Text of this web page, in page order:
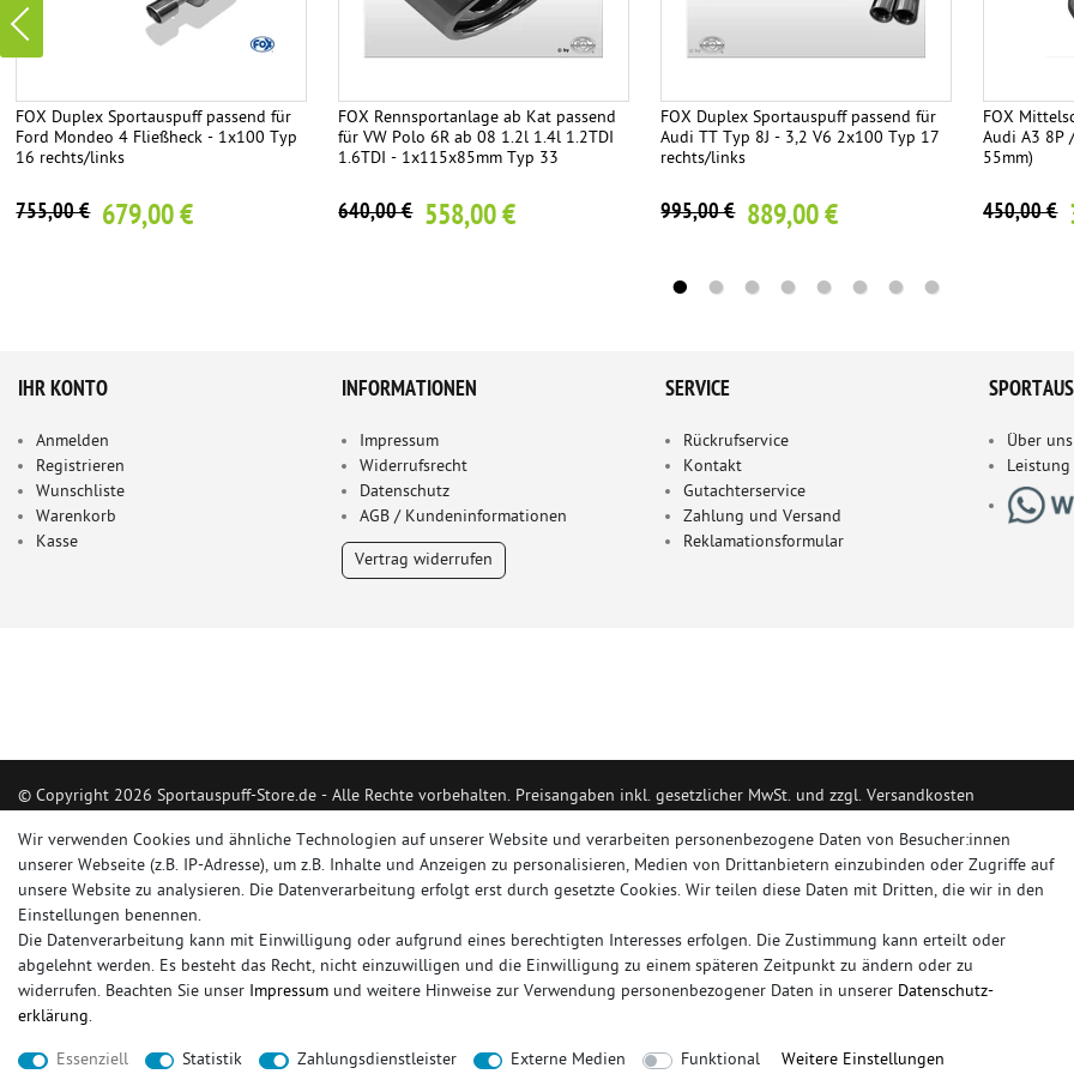
FOX Duplex Sportauspuff passend für
Ford Mondeo 4 Fließheck - 1x100 Typ
16 rechts/links
755,00 € 679,00 €
FOX Rennsportanlage ab Kat passend
für VW Polo 6R ab 08 1.2l 1.4l 1.2TDI
1.6TDI - 1x115x85mm Typ 33
640,00 € 558,00 €
FOX Duplex Sportauspuff passend für
Audi TT Typ 8J - 3,2 V6 2x100 Typ 17
rechts/links
995,00 € 889,00 €
FOX
Audi A3 8P
55mm)
450,00 €
IHR KONTO
Anmelden
Registrieren
Wunschliste
Warenkorb
Kasse
INFORMATIONEN
Impressum
Widerrufsrecht
Datenschutz
AGB / Kundeninformationen
Vertrag widerrufen
SERVICE
Rückrufservice
Kontakt
Gutachterservice
Zahlung und Versand
Reklamationsformular
Über uns
Leistung
© Copyright 2026 Sportauspuff-Store.de - Alle Rechte vorbehalten. Preisangaben inkl. gesetzlicher MwSt. und zzgl. Versandkosten
Das Internetportal für Sportendschalldämpfer, Komplettanlagen, Rennsportanlagen, Sportendrohre, Universalteile, Fächerkrümmer,
Ersatzrohr und Auspuffzubehör.
FOX, REMUS, FSW, FRIEDRICH MOTORSPORT, EISENMANN, ULTER SPORT, NOVUS
sportauspuff sportkat fox racing sportauspuff endrohr downpipe komplettanlage friedrich mittelschalldämpfer fächerkrümmer remus
rennsportanlage
vorschalldämpfer attrappe ulter vorschalldämpfer fsw duplex milltek
* gilt für Lieferungen innerhalb Deutschlands, Lieferzeiten für andere Länder entnehmen Sie bitte der Schaltfläche mit den Versandinformationen
Wir verwenden Cookies und ähnliche Technologien auf unserer Website und verarbeiten personenbezogene Daten von Besucher:innen
unserer Webseite (z.B. IP-Adresse), um z.B. Inhalte und Anzeigen zu personalisieren, Medien von Drittanbietern einzubinden oder Zugriffe auf
unsere Website zu analysieren. Die Datenverarbeitung erfolgt erst durch gesetzte Cookies. Wir teilen diese Daten mit Dritten, die wir in den
Einstellungen benennen.
Die Datenverarbeitung kann mit Einwilligung oder aufgrund eines berechtigten Interesses erfolgen. Die Zustimmung kann erteilt oder
abgelehnt werden. Es besteht das Recht, nicht einzuwilligen und die Einwilligung zu einem späteren Zeitpunkt zu ändern oder zu
widerrufen. Beachten Sie unser Impressum und weitere Hinweise zur Verwendung personenbezogener Daten in unserer Daten­schutz­
erklärung.
Essenziell
Statistik Zahlungsdienstleister Externe Medien Funktional Weitere Einstellungen